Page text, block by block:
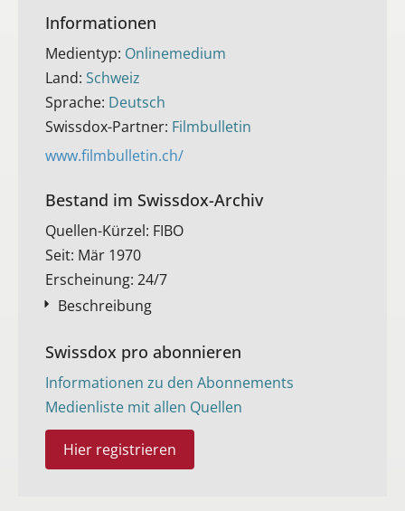
Informationen
Medientyp: Onlinemedium
Land: Schweiz
Sprache: Deutsch
Swissdox-Partner: Filmbulletin
www.filmbulletin.ch/
Bestand im Swissdox-Archiv​
Quellen-Kürzel: FIBO
Seit: Mär 1970
Erscheinung: 24/7
Beschreibung
Swissdox pro abonnieren
Informationen zu den Abonnements
Medienliste mit allen Quellen
Hier registrieren